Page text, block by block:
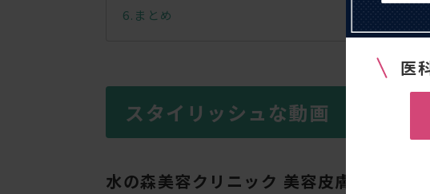
まとめ
スタイリッシュな動画
水の森美容クリニック 美容皮膚科 最新機
医